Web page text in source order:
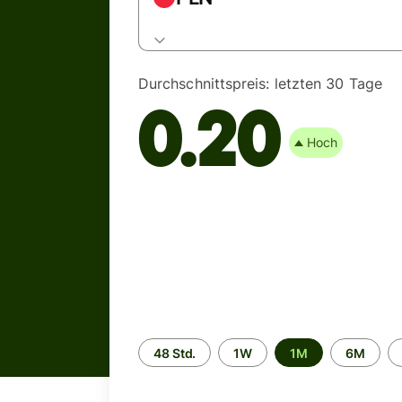
Durchschnittspreis: letzten 30 Tage
0.20 Hoch
Zeitraum
48 Std. 1W 1M 6M